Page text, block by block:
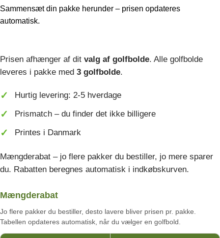
Sammensæt din pakke herunder – prisen opdateres
automatisk.
Prisen afhænger af dit valg af golfbolde. Alle golfbolde
leveres i pakke med 3 golfbolde.
Hurtig levering: 2-5 hverdage
Prismatch – du finder det ikke billigere
Printes i Danmark
Mængderabat – jo flere pakker du bestiller, jo mere sparer
du. Rabatten beregnes automatisk i indkøbskurven.
Mængderabat
Jo flere pakker du bestiller, desto lavere bliver prisen pr. pakke.
Tabellen opdateres automatisk, når du vælger en golfbold.